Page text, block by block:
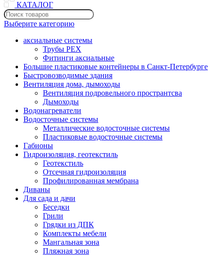
КАТАЛОГ
Выберите категорию
аксиальные системы
Трубы PEX
Фитинги аксиальные
Большие пластиковые контейнеры в Санкт-Петербурге
Быстровозводимые здания
Вентиляция дома, дымоходы
Вентиляция подровельного пространтсва
Дымоходы
Водонагреватели
Водосточные системы
Металлические водосточные системы
Пластиковые водосточные системы
Габионы
Гидроизоляция, геотекстиль
Геотекстиль
Отсечная гидроизоляция
Профилированная мембрана
Диваны
Для сада и дачи
Беседки
Грили
Грядки из ДПК
Комплекты мебели
Мангальная зона
Пляжная зона